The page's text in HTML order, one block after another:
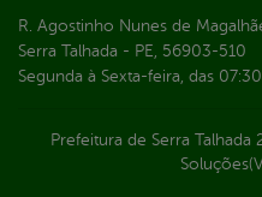
R. Agostinho Nunes de
Serra Talhada - PE, 56903-510
Segunda à Sexta-feira, das
Prefeitura de Serra Talhada
Soluções